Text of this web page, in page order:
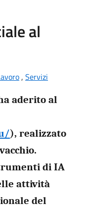
al
, Servizi
aderito al
), realizzato
di IA
attività
del